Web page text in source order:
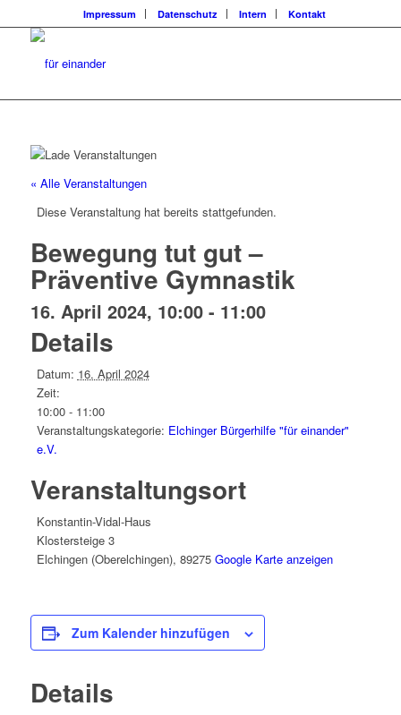
Impressum Datenschutz Intern Kontakt
« Alle Veranstaltungen
Diese Veranstaltung hat bereits stattgefunden.
Bewegung tut gut –
Präventive Gymnastik
16. April 2024, 10:00- 11:00
Details
Datum: 16. April 2024
Zeit:
10:00 - 11:00
Veranstaltungskategorie: Elchinger Bürgerhilfe "für einander"
e.V.
Veranstaltungsort
Konstantin-Vidal-Haus
Klostersteige 3
Elchingen (Oberelchingen), 89275 Google Karte anzeigen
Zum Kalender hinzufügen
Details